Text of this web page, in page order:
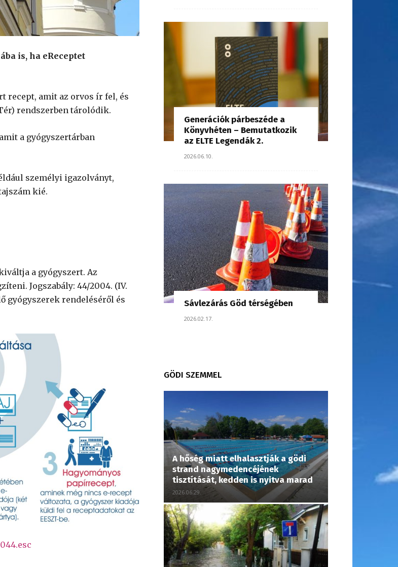
is, ha eReceptet
recept, amit az orvos ír fel, és
rendszerben tárolódik.
a gyógyszertárban
személyi igazolványt,
kié.
a gyógyszert. Az
Jogszabály: 44/2004. (IV.
gyógyszerek rendeléséről és
Generációk párbeszéde a
Könyvhéten – Bemutatkozik
az ELTE Legendák 2.
2026.06.10.
Sávlezárás Göd térségében
2026.02.17.
GÖDI SZEMMEL
A hőség miatt elhalasztják a gödi
strand nagymedencéjének
tisztítását, kedden is nyitva marad
2026.06.29.